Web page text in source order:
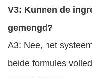
V3: Kunnen de
gemengd?
A3: Nee, het
beide formules